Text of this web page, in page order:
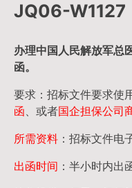
JQ06-W1127
办理中国人民解放军总
函。
要求：招标文件要求使
函 、或者国企担保公司
所需资料 ：招标文件电
出函时间 ：半小时内出